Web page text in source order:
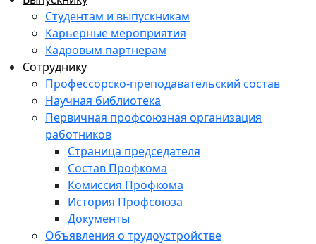
Студентам и выпускникам
Карьерные мероприятия
Кадровым партнерам
Сотруднику
Профессорско-преподавательский состав
Научная библиотека
Первичная профсоюзная организация
работников
Страница председателя
Состав Профкома
Комиссия Профкома
История Профсоюза
Документы
Объявления о трудоустройстве